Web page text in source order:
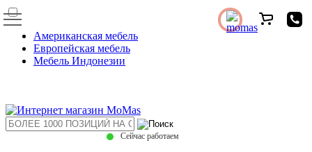
Американская мебель
Европейская мебель
Мебель Индонезии
Сейчас работаем